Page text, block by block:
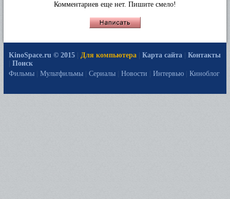
Комментариев еще нет. Пишите смело!
KinoSpace.ru © 2015 Для компьютера Карта сайта
Контакты
Поиск
Фильмы
Мультфильмы Сериалы Новости Интервью Киноблог